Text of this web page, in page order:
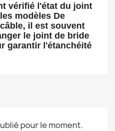
vérifié l'état du joint
modèles De
il est souvent
le joint de bride
garantir l'étanchéité
pour le moment.